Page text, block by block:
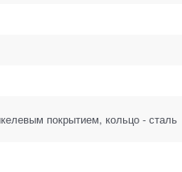
покрытием, кольцо - сталь